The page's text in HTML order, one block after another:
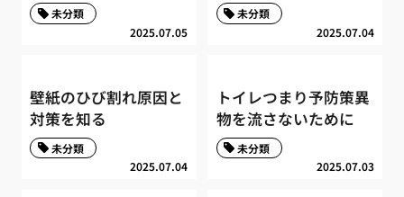
2025.07.05
未分類
2025.07.04
未分類
壁紙のひび割れ原因と
対策を知る
2025.07.04
未分類
トイレつまり予防策異
物を流さないために
2025.07.03
未分類